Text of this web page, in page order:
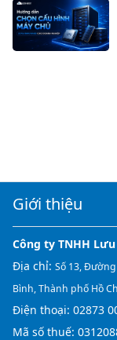
Giới thiệu
Công ty TNHH
Địa chỉ: Số 13,
Bình, Thành phố Hồ
Điện thoại: 02873
Mã số thuế: